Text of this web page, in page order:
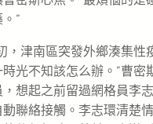
”
，津南區突發外鄉湊集性
光不知該怎么辦。”曹密
想起之前留過網格員李
聯絡接觸。李志環清楚